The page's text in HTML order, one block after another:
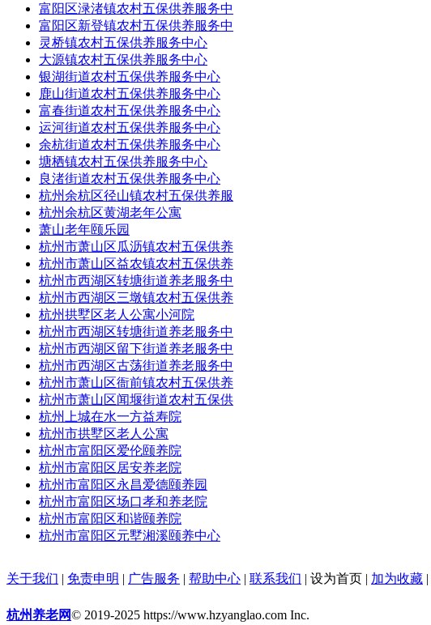
富阳区渌渚镇农村五保供养服务中
富阳区新登镇农村五保供养服务中
灵桥镇农村五保供养服务中心
大源镇农村五保供养服务中心
银湖街道农村五保供养服务中心
鹿山街道农村五保供养服务中心
富春街道农村五保供养服务中心
运河街道农村五保供养服务中心
余杭街道农村五保供养服务中心
塘栖镇农村五保供养服务中心
良渚街道农村五保供养服务中心
杭州余杭区径山镇农村五保供养服
杭州余杭区黄湖老年公寓
萧山老年颐乐园
杭州市萧山区瓜沥镇农村五保供养
杭州市萧山区益农镇农村五保供养
杭州市西湖区转塘街道养老服务中
杭州市西湖区三墩镇农村五保供养
杭州拱墅区老人公寓小河院
杭州市西湖区转塘街道养老服务中
杭州市西湖区留下街道养老服务中
杭州市西湖区古荡街道养老服务中
杭州市萧山区衙前镇农村五保供养
杭州市萧山区闻堰街道农村五保供
杭州上城在水一方益寿院
杭州市拱墅区老人公寓
杭州市富阳区爱伦颐养院
杭州市富阳区居安养老院
杭州市富阳区永昌爱德颐养园
杭州市富阳区场口孝和养老院
杭州市富阳区和谐颐养院
杭州市富阳区元墅湘溪颐养中心
关于我们 | 免责申明 | 广告服务 | 帮助中心 | 联系我们 | 设为首页 | 加为收藏 |
杭州养老网© 2019-2025 https://www.hzyanglao.com Inc.